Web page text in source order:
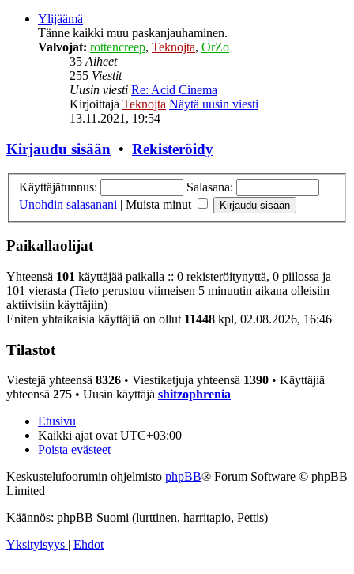
Ylijäämä
Tänne kaikki muu paskanjauhaminen.
Valvojat: rottencreep, Teknojta, OrZo
35Aiheet
255 Viestit
Uusin viesti Re: Acid Cinema
Kirjoittaja Teknojta Näytä uusin viesti
13.11.2021, 19:54
Kirjaudu sisään • Rekisteröidy
Käyttäjätunnus:
Salasana:
Unohdin salasanani | Muista minut
Paikallaolijat
Yhteensä 101 käyttäjää paikalla :: 0 rekisteröitynyttä, 0 piilossa ja
101 vierasta (Tieto perustuu viimeisen 5 minuutin aikana olleisiin
aktiivisiin käyttäjiin)
Eniten yhtaikaisia käyttäjiä on ollut 11448 kpl, 02.08.2026, 16:46
Tilastot
Viestejä yhteensä 8326 • Viestiketjuja yhteensä 1390 • Käyttäjiä
yhteensä 275 • Uusin käyttäjä shitzophrenia
Etusivu
Kaikki ajat ovat UTC+03:00
Poista evästeet
Keskustelufoorumin ohjelmisto phpBB® Forum Software © phpBB
Limited
Käännös: phpBB Suomi (lurttinen, harritapio, Pettis)
Yksityisyys | Ehdot